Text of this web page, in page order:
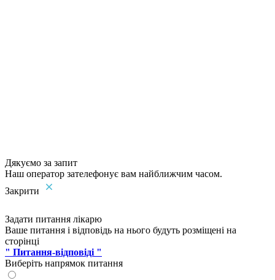
Дякуємо за запит
Наш оператор зателефонує вам найближчим часом.
Закрити
Задати питання лікарю
Ваше питання і відповідь на нього будуть розміщені на
сторінці
" Питання-відповіді "
Виберіть напрямок питання